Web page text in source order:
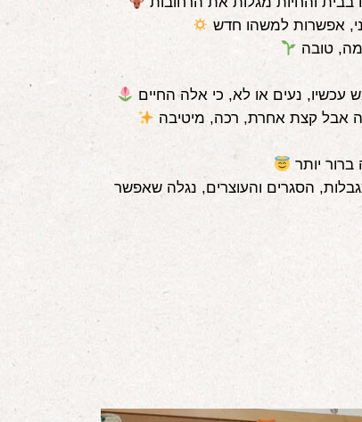
אפשרות למשהו חדש
טובה
עכשיו, נעים או לא, כי אלה החיים
אבל קצת אחרת, רכה, מיטיבה
יותר
הסגרים והעוצרים, נגלה שאפשר